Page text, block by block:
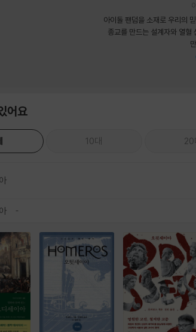
아이돌 팬덤을 소재로 우리의
종교를 만드는 설계자와 열혈
어요
10대 20